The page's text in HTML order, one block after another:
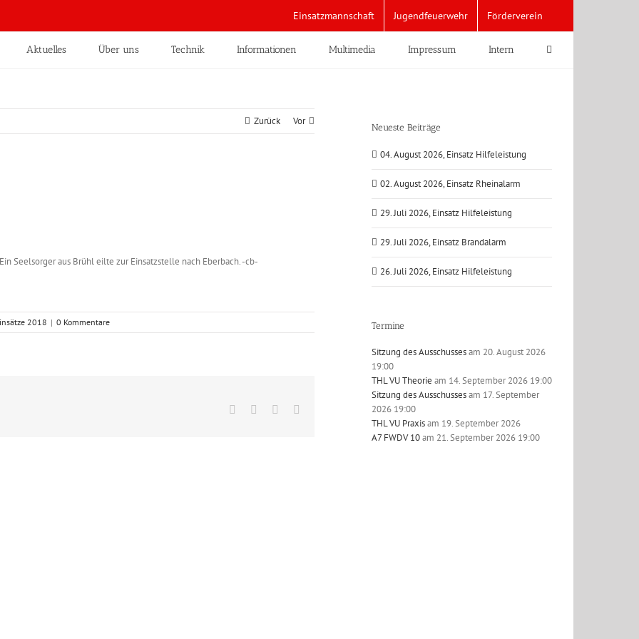
Einsatzmannschaft Jugendfeuerwehr Förderverein
Aktuelles Über uns Technik Informationen Multimedia Impressum Intern
Zurück Vor
Seelsorger aus Brühl eilte zur Einsatzstelle nach Eberbach. -cb-
2018 | 0 Kommentare
Facebook
Neueste Beiträge
04. August 2026, Einsatz Hilfeleistung
02. August 2026, Einsatz Rheinalarm
29. Juli 2026, Einsatz Hilfeleistung
29. Juli 2026, Einsatz Brandalarm
26. Juli 2026, Einsatz Hilfeleistung
Termine
Sitzung des Ausschussesam 20. August 2026
19:00
THL VU Theorie am 14. September 2026 19:00
Sitzung des Ausschussesam 17. September
2026 19:00
THL VU Praxisam 19. September 2026
A7 FWDV 10am 21. September 2026 19:00